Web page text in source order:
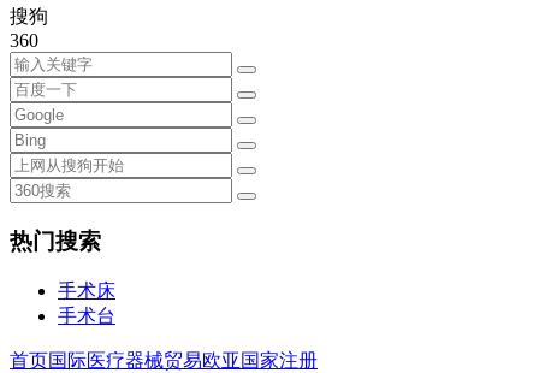
搜狗
360
热门搜索
手术床
手术台
首页国际医疗器械贸易欧亚国家注册